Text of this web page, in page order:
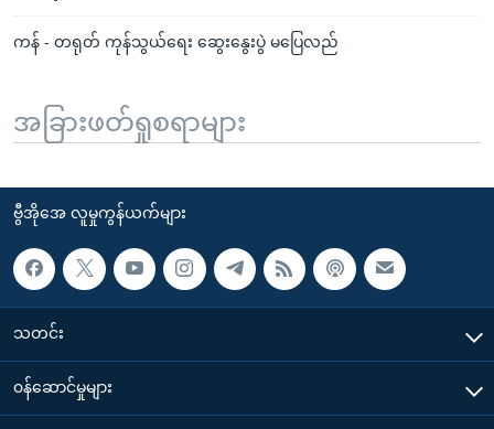
ကန် - တရုတ် ကုန်သွယ်ရေး ဆွေးနွေးပွဲ မပြေလည်
အခြားဖတ်ရှုစရာများ
ဗွီအိုအေ လူမှုကွန်ယက်များ
သတင်း
၀န်ဆောင်မှုများ